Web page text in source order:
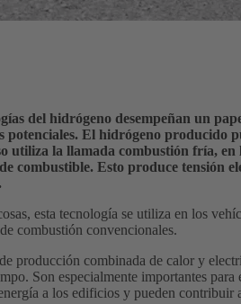
del hidrógeno desempeñan un
potenciales. El hidrógeno producido
utiliza la llamada combustión fría,
combustible. Esto produce tensión
esta tecnología se utiliza en los
combustión convencionales.
producción combinada de calor y
Son especialmente importantes
a los edificios y pueden contribuir